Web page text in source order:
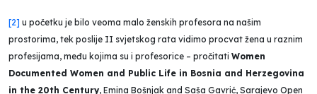
[2] u početku je bilo veoma malo ženskih profesora na našim
prostorima, tek poslije II svjetskog rata vidimo procvat žena u raznim
profesijama, među kojima su i profesorice – pročitati Women
Documented Women and Public Life in Bosnia and Herzegovina
in the 20th Century, Emina Bošnjak and Saša Gavrić, Sarajevo Open